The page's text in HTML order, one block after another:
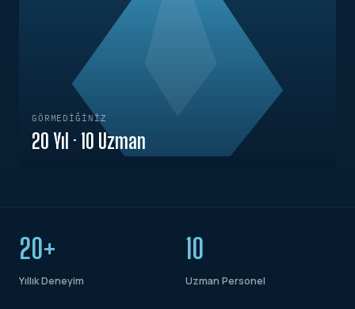
GÖRMEDIĞINIZ
20 Yıl · 10 Uzman
20+
Yıllık Deneyim
10
Uzman Personel